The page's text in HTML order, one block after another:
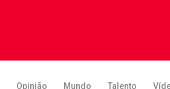
Opinião Mundo Talento